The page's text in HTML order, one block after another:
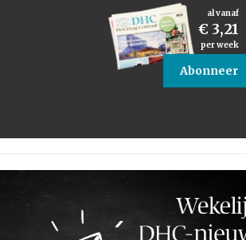
al vanaf
€ 3,21
per week
Abonneer